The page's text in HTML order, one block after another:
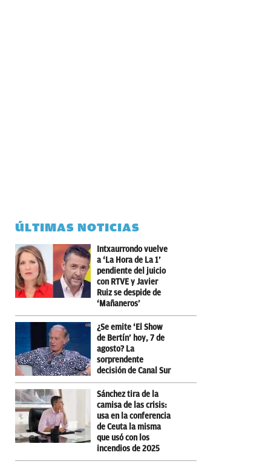
ÚLTIMAS NOTICIAS
Intxaurrondo vuelve
a ‘La Hora de La 1’
pendiente del juicio
con RTVE y Javier
Ruiz se despide de
‘Mañaneros’
¿Se emite ‘El Show
de Bertín’ hoy, 7 de
agosto? La
sorprendente
decisión de Canal Sur
Sánchez tira de la
camisa de las crisis:
usa en la conferencia
de Ceuta la misma
que usó con los
incendios de 2025